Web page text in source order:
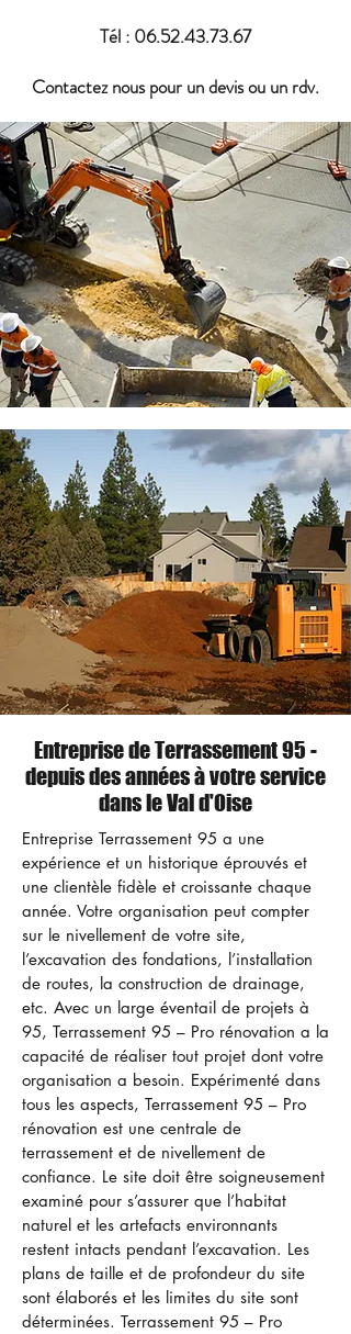
Tél : 06.52.43.73.67
Contactez nous pour un devis ou un rdv.
Entreprise de Terrassement 95 -
depuis des années à votre service
dans le Val d'Oise
Entreprise Terrassement 95 a une
expérience et un historique éprouvés et
une clientèle fidèle et croissante chaque
année. Votre organisation peut compter
sur le nivellement de votre site,
l’excavation des fondations, l’installation
de routes, la construction de drainage,
etc. Avec un large éventail de projets à
95, Terrassement 95 – Pro rénovation a la
capacité de réaliser tout projet dont votre
organisation a besoin. Expérimenté dans
tous les aspects, Terrassement 95 – Pro
rénovation est une centrale de
terrassement et de nivellement de
confiance. Le site doit être soigneusement
examiné pour s’assurer que l’habitat
naturel et les artefacts environnants
restent intacts pendant l’excavation. Les
plans de taille et de profondeur du site
sont élaborés et les limites du site sont
déterminées. Terrassement 95 – Pro